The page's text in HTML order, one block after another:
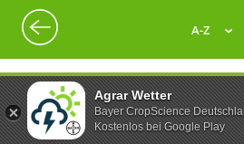
Agrar Wetter
Bayer CropScience
Kostenlos bei Google Play
A-Z